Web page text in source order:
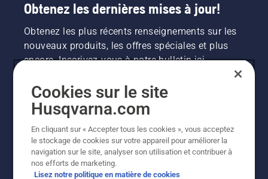
Obtenez les dernières mises à jour!
Obtenez les plus récents renseignements sur les
nouveaux produits, les offres spéciales et plus
encore. Inscrivez-vous à notre bulletin ici.
INSCRIPTION À LA NEWSLETTER
Cookies sur le site
Husqvarna.com
En cliquant sur « Accepter tous les cookies », vous acceptez
le stockage de cookies sur votre appareil pour améliorer la
navigation sur le site, analyser son utilisation et contribuer à
nos efforts de marketing.
Lisez notre politique en matière de cookies